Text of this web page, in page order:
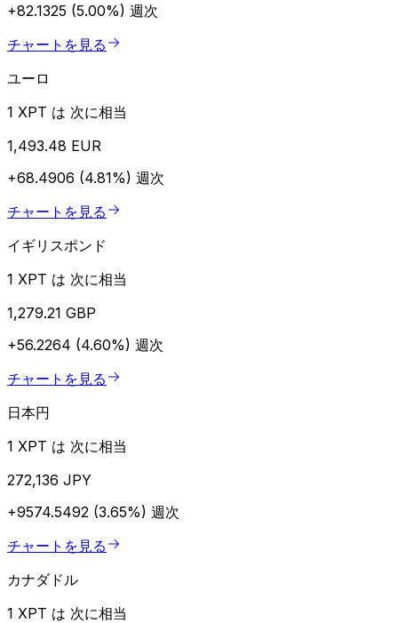
+82.1325 (5.00%) 週次
チャートを見る
ユーロ
1 XPT は 次に相当
1,493.48 EUR
+68.4906 (4.81%) 週次
チャートを見る
イギリスポンド
1 XPT は 次に相当
1,279.21 GBP
+56.2264 (4.60%) 週次
チャートを見る
日本円
1 XPT は 次に相当
272,136 JPY
+9574.5492 (3.65%) 週次
チャートを見る
カナダドル
1 XPT は 次に相当